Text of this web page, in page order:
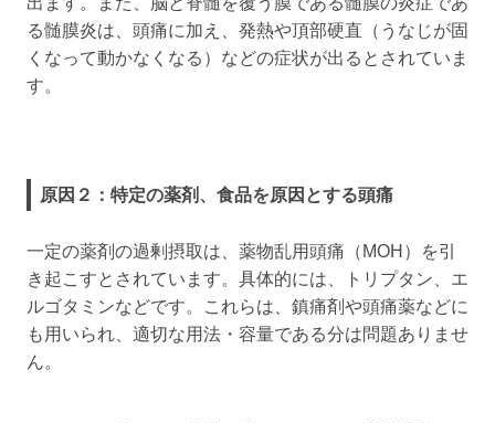
る髄膜炎は、頭痛に加え、発熱や頂部硬直（うなじが固
くなって動かなくなる）などの症状が出るとされていま
す。
原因２：特定の薬剤、食品を原因とする頭痛
一定の薬剤の過剰摂取は、薬物乱用頭痛（MOH）を引
き起こすとされています。具体的には、トリプタン、エ
ルゴタミンなどです。これらは、鎮痛剤や頭痛薬などに
も用いられ、適切な用法・容量である分は問題ありませ
ん。